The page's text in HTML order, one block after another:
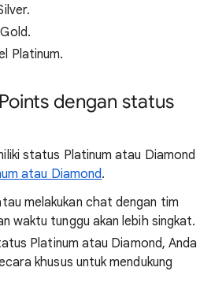
Platinum.
dengan status
status Platinum atau Diamond
atau Diamond.
melakukan chat dengan tim
waktu tunggu akan lebih singkat.
Platinum atau Diamond, Anda
khusus untuk mendukung